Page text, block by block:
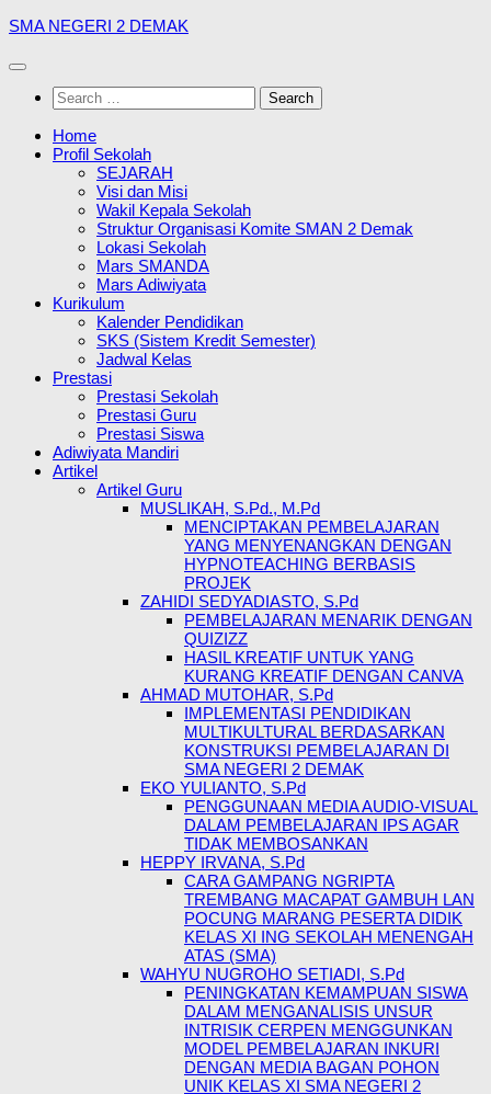
Skip
content
SMA NEGERI 2 DEMAK
Search
for:
Home
Profil Sekolah
SEJARAH
Visi dan Misi
Wakil Kepala Sekolah
Struktur Organisasi Komite SMAN 2 Demak
Lokasi Sekolah
Mars SMANDA
Mars Adiwiyata
Kurikulum
Kalender Pendidikan
SKS (Sistem Kredit Semester)
Jadwal Kelas
Prestasi
Prestasi Sekolah
Prestasi Guru
Prestasi Siswa
Adiwiyata Mandiri
Artikel
Artikel Guru
MUSLIKAH, S.Pd., M.Pd
MENCIPTAKAN PEMBELAJARAN
YANG MENYENANGKAN DENGAN
HYPNOTEACHING BERBASIS
PROJEK
ZAHIDI SEDYADIASTO, S.Pd
PEMBELAJARAN MENARIK DENGAN
QUIZIZZ
HASIL KREATIF UNTUK YANG
KURANG KREATIF DENGAN CANVA
AHMAD MUTOHAR, S.Pd
IMPLEMENTASI PENDIDIKAN
MULTIKULTURAL BERDASARKAN
KONSTRUKSI PEMBELAJARAN DI
SMA NEGERI 2 DEMAK
EKO YULIANTO, S.Pd
PENGGUNAAN MEDIA AUDIO-VISUAL
DALAM PEMBELAJARAN IPS AGAR
TIDAK MEMBOSANKAN
HEPPY IRVANA, S.Pd
CARA GAMPANG NGRIPTA
TREMBANG MACAPAT GAMBUH LAN
POCUNG MARANG PESERTA DIDIK
KELAS XI ING SEKOLAH MENENGAH
ATAS (SMA)
WAHYU NUGROHO SETIADI, S.Pd
PENINGKATAN KEMAMPUAN SISWA
DALAM MENGANALISIS UNSUR
INTRISIK CERPEN MENGGUNKAN
MODEL PEMBELAJARAN INKURI
DENGAN MEDIA BAGAN POHON
UNIK KELAS XI SMA NEGERI 2